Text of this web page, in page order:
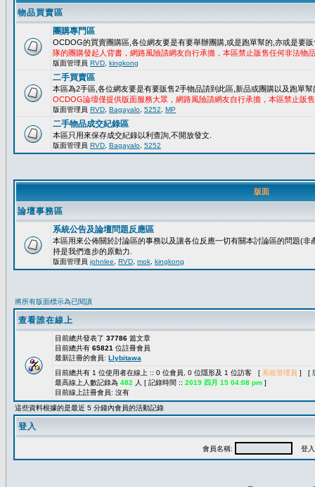
物品買賣區
團購專門區
OCDOG的買賣團購區,各位網友要是有要舉辦團購,或是跑單幫的,亦或是要
隊的團購發起人背書，網路風險請網友自行承擔，本區禁止販售任何非法物
版面管理員 RVD kingkong
二手買賣區
本區為2手區,各位網友要是有要販售2手物品請到此區,新品或團購以及跑單
OCDOG論壇僅提供版面服務大眾，網路風險請網友自行承擔，本區禁止販
版面管理員 RVD Bagayalo 5252 MP
二手物品成交紀錄區
本區只用來保存成交紀錄以利查詢,不開放發文.
版面管理員 RVD Bagayalo 5252
版面
論壇事務區
系統公告及論壇問題反應區
本區用來公佈關於討論區的事務以及讓各位反應一切有關本討論區的問題(
持是我們進步的原動力.
版面管理員 johnlee RVD mok kingkong
將所有版面標示為已閱讀
查看誰在線上
目前總共發表了 37786 篇文章
目前總共有 65821 位註冊會員
最新註冊的會員: Llybitawa
目前總共有 1 位使用者在線上 :: 0 位會員, 0 位隱形及 1 位訪客 [ 系統管理員 ] [
最高線上人數記錄為 482 人 [ 記錄時間 :: 2019 四月 15 04:08 pm ]
目前線上註冊會員: 沒有
這些資料根據的是最近 5 分鐘內會員的活動記錄
登入
會員名稱: 登入